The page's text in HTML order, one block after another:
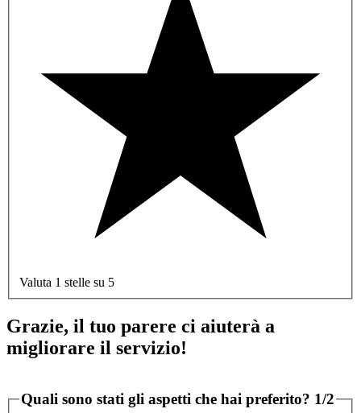
Valuta 1 stelle su 5
Grazie, il tuo parere ci aiuterà a
migliorare il servizio!
Quali sono stati gli aspetti che hai preferito? 1/2